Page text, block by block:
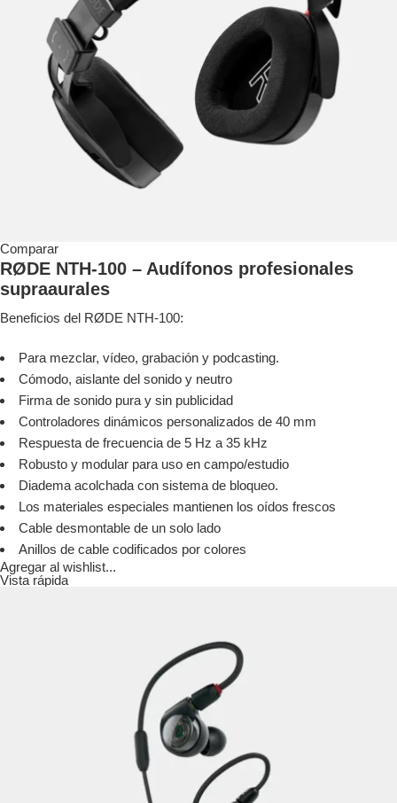
Comparar
RØDE NTH-100 – Audífonos profesionales
supraaurales
Beneficios del RØDE NTH-100:
Para mezclar, vídeo, grabación y podcasting.
Cómodo, aislante del sonido y neutro
Firma de sonido pura y sin publicidad
Controladores dinámicos personalizados de 40 mm
Respuesta de frecuencia de 5 Hz a 35 kHz
Robusto y modular para uso en campo/estudio
Diadema acolchada con sistema de bloqueo.
Los materiales especiales mantienen los oídos frescos
Cable desmontable de un solo lado
Anillos de cable codificados por colores
Agregar al wishlist...
Vista rápida